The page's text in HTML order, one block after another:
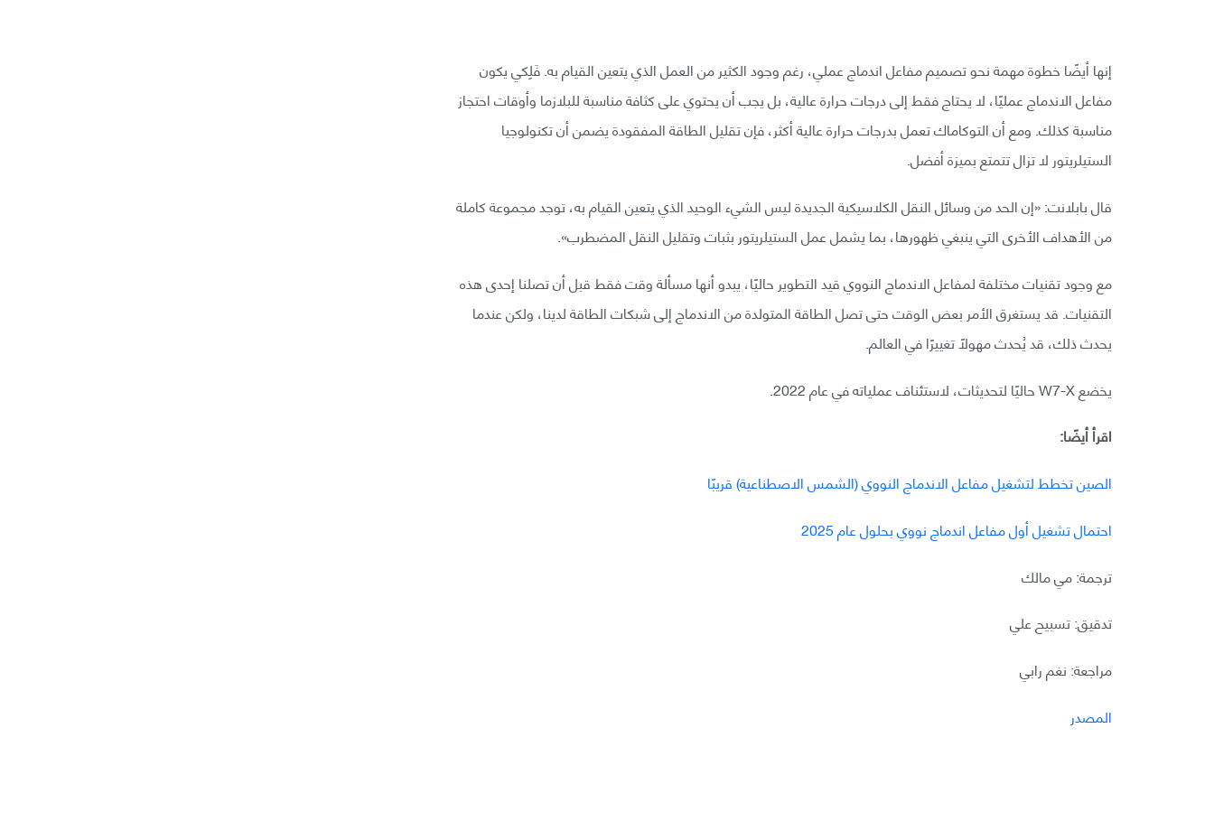
إنها أيضًا خطوة مهمة نحو تصميم مفاعل اندماج عملي، رغم وجود الكثير من العمل الذي يتعين القيام به. فَلِكي يكون
مفاعل الاندماج عمليًا، لا يحتاج فقط إلى درجات حرارة عالية، بل يجب أن يحتوي على كثافة مناسبة للبلازما وأوقات احتجاز
مناسبة كذلك. ومع أن التوكاماك تعمل بدرجات حرارة عالية أكثر، فإن تقليل الطاقة المفقودة يضمن أن تكنولوجيا
الستيلريتور لا تزال تتمتع بميزة أفضل.
قال بابلانت: «إن الحد من وسائل النقل الكلاسيكية الجديدة ليس الشيء الوحيد الذي يتعين القيام به، توجد مجموعة كاملة
من الأهداف الأخرى التي ينبغي ظهورها، بما يشمل عمل الستيلريتور بثبات وتقليل النقل المضطرب».
مع وجود تقنيات مختلفة لمفاعل الاندماج النووي قيد التطوير حاليًا، يبدو أنها مسألة وقت فقط قبل أن تصلنا إحدى هذه
التقنيات. قد يستغرق الأمر بعض الوقت حتى تصل الطاقة المتولدة من الاندماج إلى شبكات الطاقة لدينا، ولكن عندما
يحدث ذلك، قد يُحدث مهولًا تغييرًا في العالم.
يخضع W7-X حاليًا لتحديثات، لاستئناف عملياته في عام 2022.
اقرأ أيضًا:
الصين تخطط لتشغيل مفاعل الاندماج النووي (الشمس الاصطناعية) قريبًا
احتمال تشغيل أول مفاعل اندماج نووي بحلول عام 2025
ترجمة: مي مالك
تدقيق: تسبيح علي
مراجعة: نغم رابي
المصدر